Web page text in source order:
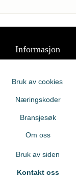
Informasjon
Bruk av cookies
Næringskoder
Bransjesøk
Om oss
Bruk av siden
Kontakt oss